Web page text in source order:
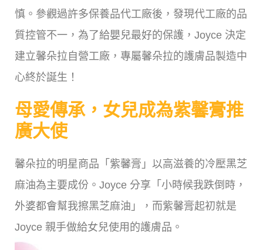
慎。參觀過許多保養品代工廠後，發現代工廠的品
質控管不一，為了給嬰兒最好的保護，Joyce 決定
建立馨朵拉自營工廠，專屬馨朵拉的護膚品製造中
心終於誕生！
母愛傳承，女兒成為紫馨膏推
廣大使
馨朵拉的明星商品「紫馨膏」以高滋養的冷壓黑芝
麻油為主要成份。Joyce 分享「小時候我跌倒時，
外婆都會幫我擦黑芝麻油」，而紫馨膏起初就是
Joyce 親手做給女兒使用的護膚品。